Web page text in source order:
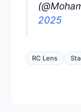
2025
RC Lens